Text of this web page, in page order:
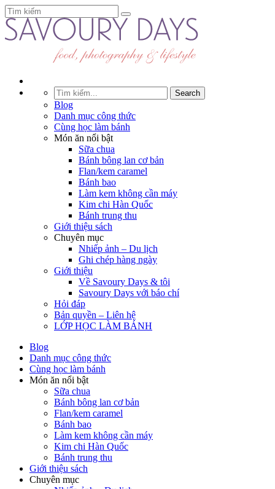
Blog
Danh mục công thức
Cùng học làm bánh
Món ăn nổi bật
Sữa chua
Bánh bông lan cơ bản
Flan/kem caramel
Bánh bao
Làm kem không cần máy
Kim chi Hàn Quốc
Bánh trung thu
Giới thiệu sách
Chuyên mục
Nhiếp ảnh – Du lịch
Ghi chép hàng ngày
Giới thiệu
Về Savoury Days & tôi
Savoury Days với báo chí
Hỏi đáp
Bản quyền – Liên hệ
LỚP HỌC LÀM BÁNH
Blog
Danh mục công thức
Cùng học làm bánh
Món ăn nổi bật
Sữa chua
Bánh bông lan cơ bản
Flan/kem caramel
Bánh bao
Làm kem không cần máy
Kim chi Hàn Quốc
Bánh trung thu
Giới thiệu sách
Chuyên mục